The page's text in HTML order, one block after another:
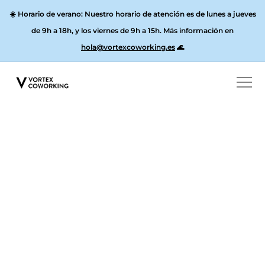
☀️ Horario de verano:Nuestro horario de atención es de lunes a jueves
de 9h a 18h, y los viernes de 9h a 15h. Más información en
hola@vortexcoworking.es 🌊